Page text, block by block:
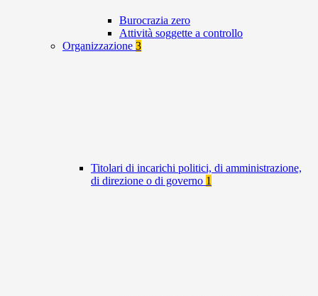
Burocrazia zero
Attività soggette a controllo
Organizzazione 3
Titolari di incarichi politici, di amministrazione,
di direzione o di governo 1